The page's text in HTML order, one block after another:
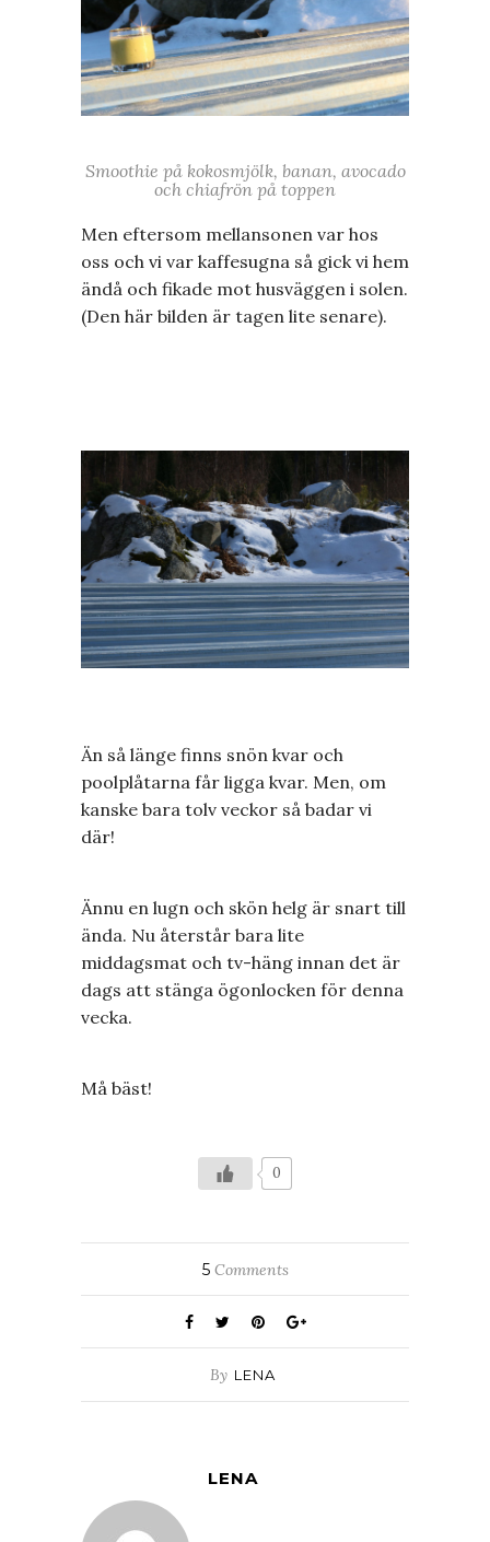
Smoothie på kokosmjölk, banan, avocado
och chiafrön på toppen
Men eftersom mellansonen var hos
oss och vi var kaffesugna så gick vi hem
ändå och fikade mot husväggen i solen.
(Den här bilden är tagen lite senare).
Än så länge finns snön kvar och
poolplåtarna får ligga kvar. Men, om
kanske bara tolv veckor så badar vi
där!
Ännu en lugn och skön helg är snart till
ända. Nu återstår bara lite
middagsmat och tv-häng innan det är
dags att stänga ögonlocken för denna
vecka.
Må bäst!
0
5Comments
By LENA
LENA